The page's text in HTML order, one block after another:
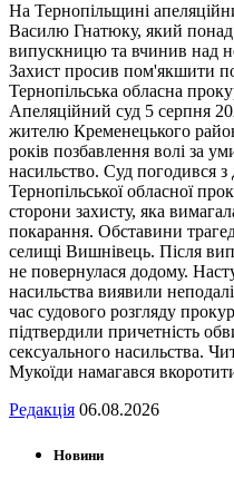
На Тернопільщині
Василю Гнатюку, який понад
випускницю та вчинив над
Захист просив пом'якшити
Тернопільська обласна
Апеляційний суд 5 серпня
жителю Кременецького
років позбавлення волі за
насильство. Суд погодився
Тернопільської обласної
сторони захисту, яка
покарання. Обставини
селищі Вишнівець. Після
не повернулася додому.
насильства виявили
час судового розгляду
підтвердили причетність
сексуального насильства.
Мукоїди намагався
Редакція 06.08.2026
Новини